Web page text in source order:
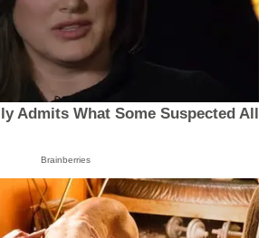
Admits What Some Suspected All
Brainberries